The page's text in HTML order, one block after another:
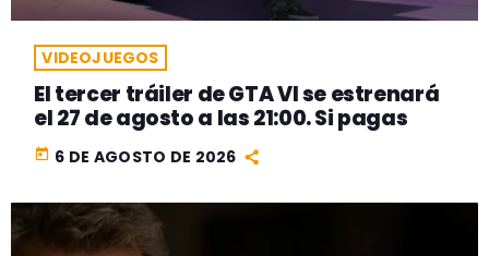
VIDEOJUEGOS
El tercer tráiler de GTA VI se estrenará
el 27 de agosto a las 21:00. Si pagas
today 6 DE AGOSTO DE 2026